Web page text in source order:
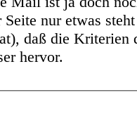
nur etwas
daß die Kriterien
hervor.